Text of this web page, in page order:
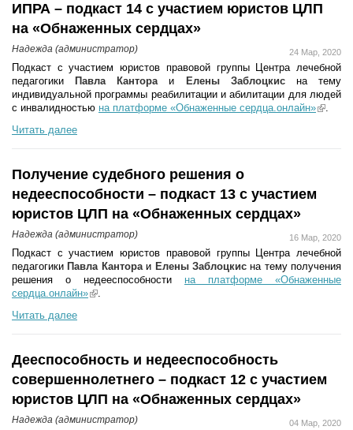
ИПРА – подкаст 14 с участием юристов ЦЛП
на «Обнаженных сердцах»
24 Мар, 2020
Надежда (администратор)
Подкаст с участием юристов правовой группы Центра лечебной
педагогики
Павла Кантораи Елены Заблоцкис
на тему
индивидуальной программы реабилитации и абилитации для людей
с инвалидностью на платформе «Обнаженные сердца.онлайн»(link
.
Читать далее
Получение судебного решения о
недееспособности – подкаст 13 с участием
юристов ЦЛП на «Обнаженных сердцах»
16 Мар, 2020
Надежда (администратор)
Подкаст с участием юристов правовой группы Центра лечебной
педагогики Павла Кантораи Елены Заблоцкис на тему получения
решения о недееспособности на платформе «Обнаженные
сердца.онлайн»(link is external)
.
Читать далее
Дееспособность и недееспособность
совершеннолетнего – подкаст 12 с участием
юристов ЦЛП на «Обнаженных сердцах»
04 Мар, 2020
Надежда (администратор)